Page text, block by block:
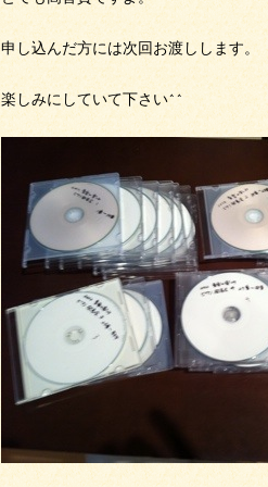
申し込んだ方には次回お渡しします。
楽しみにしていて下さい^^